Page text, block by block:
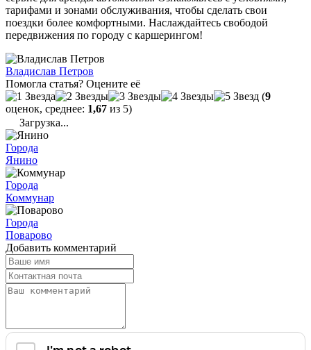
тарифами и зонами обслуживания, чтобы сделать свои
поездки более комфортными. Наслаждайтесь свободой
передвижения по городу с каршерингом!
Владислав Петров
Помогла статья? Оцените её
(9
оценок, среднее: 1,67 из 5)
Загрузка...
Города
Янино
Города
Коммунар
Города
Поварово
Добавить комментарий